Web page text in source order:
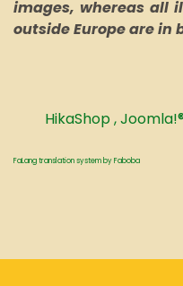
images, whereas all
outside Europe are in
HikaShop ,
FaLang translation system by Faboba